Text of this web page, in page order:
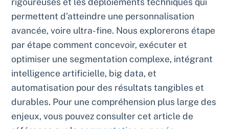
permettent d’atteindre une personnalisation
avancée, voire ultra-fine. Nous explorerons étape
par étape comment concevoir, exécuter et
optimiser une segmentation complexe, intégrant
intelligence artificielle, big data, et
automatisation pour des résultats tangibles et
durables. Pour une compréhension plus large des
enjeux, vous pouvez consulter cet article de